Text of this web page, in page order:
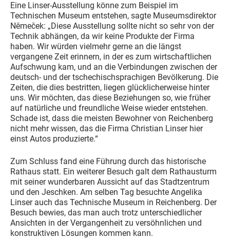
Eine Linser-Ausstellung könne zum Beispiel im
Technischen Museum entstehen, sagte Museumsdirektor
Němeček: „Diese Ausstellung sollte nicht so sehr von der
Technik abhängen, da wir keine Produkte der Firma
haben. Wir würden vielmehr gerne an die längst
vergangene Zeit erinnern, in der es zum wirtschaftlichen
Aufschwung kam, und an die Verbindungen zwischen der
deutsch- und der tschechischsprachigen Bevölkerung. Die
Zeiten, die dies bestritten, liegen glücklicherweise hinter
uns. Wir möchten, das diese Beziehungen so, wie früher
auf natürliche und freundliche Weise wieder entstehen.
Schade ist, dass die meisten Bewohner von Reichenberg
nicht mehr wissen, das die Firma Christian Linser hier
einst Autos produzierte.“
Zum Schluss fand eine Führung durch das historische
Rathaus statt. Ein weiterer Besuch galt dem Rathausturm
mit seiner wunderbaren Aussicht auf das Stadtzentrum
und den Jeschken. Am selben Tag besuchte Angelika
Linser auch das Technische Museum in Reichenberg. Der
Besuch bewies, das man auch trotz unterschiedlicher
Ansichten in der Vergangenheit zu versöhnlichen und
konstruktiven Lösungen kommen kann.